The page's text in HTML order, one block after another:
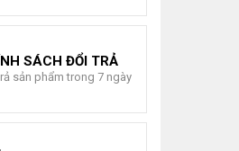
SÁCH ĐỔI TRẢ
sản phẩm trong 7 ngày